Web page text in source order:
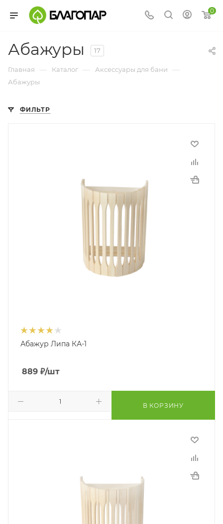
0
Абажуры 17
Главная — Каталог — Аксессуары для бани —
Абажуры
ФИЛЬТР
Абажур Липа КА-1
889 ₽/шт
В КОРЗИНУ